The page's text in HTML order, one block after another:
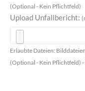
(Optional - Kein Pflichtfeld)
Upload Unfallbericht:
Erlaubte Dateien:
(Optional - Kein Pflichtfeld) -